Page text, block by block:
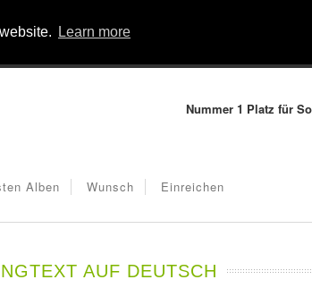
Learn more
Nummer 1 Platz für
Alben Wunsch Einreichen
AUF DEUTSCH